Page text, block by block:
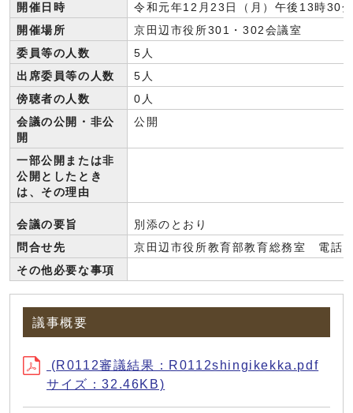
開催日時
令和元年12月23日（月）午後13時30
開催場所
京田辺市役所301・302会議室
委員等の人数
5人
出席委員等の人数
5人
傍聴者の人数
0人
会議の公開・非公
開
公開
一部公開または非
公開としたとき
は、その理由
会議の要旨
別添のとおり
問合せ先
京田辺市役所教育部教育総務室 電
その他必要な事項
議事概要
(R0112審議結果：R0112shingikekka.pdf
サイズ：32.46KB)